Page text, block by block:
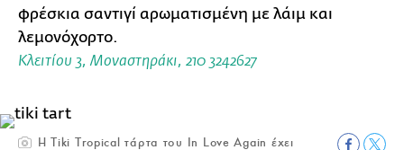
φρέσκια σαντιγί αρωματισμένη με λάιμ και
λεμονόχορτο.
Κλειτίου 3, Μοναστηράκι, 210 3242627
H Τiki Τropical τάρτα του In Love Again έχει